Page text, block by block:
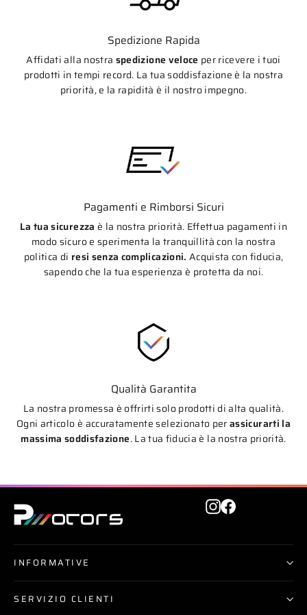
Spedizione Rapida
Affidati alla nostra spedizione veloce per ricevere i tuoi
prodotti in tempi record. La tua soddisfazione è la nostra
priorità, e la rapidità è il nostro impegno.
Pagamenti e Rimborsi Sicuri
La tua sicurezza è la nostra priorità. Effettua pagamenti in
modo sicuro e sperimenta la tranquillità con la nostra
politica di resi senza complicazioni. Acquista con fiducia,
sapendo che la tua esperienza è protetta da noi.
Qualità Garantita
La nostra promessa è offrirti solo prodotti di alta qualità.
Ogni articolo è accuratamente selezionato perassicurarti la
massima soddisfazione. La tua fiducia è la nostra priorità.
Instagram
Facebook
INFORMATIVE
SERVIZIO CLIENTI